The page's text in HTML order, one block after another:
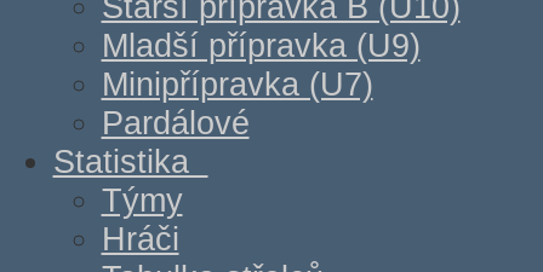
Mladší přípravka (U9)
Minipřípravka (U7)
Pardálové
Statistika
Týmy
Hráči